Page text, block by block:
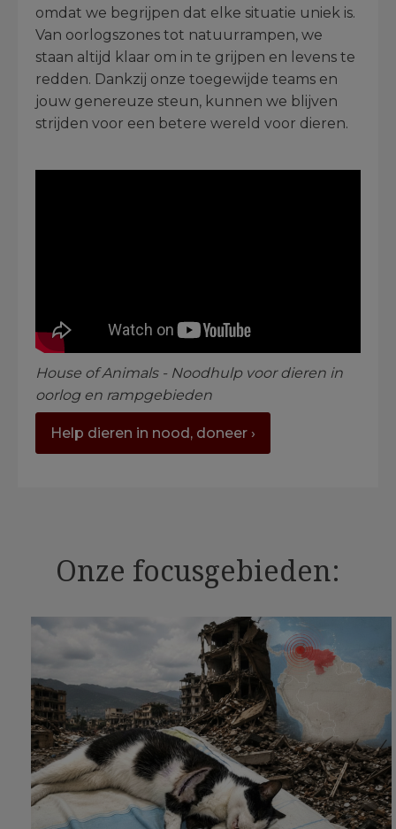
omdat we begrijpen dat elke situatie uniek is.
Van oorlogszones tot natuurrampen, we
staan altijd klaar om in te grijpen en levens te
redden. Dankzij onze toegewijde teams en
jouw genereuze steun, kunnen we blijven
strijden voor een betere wereld voor dieren.
House of Animals - Noodhulp voor dieren in
oorlog en rampgebieden
Help dieren in nood, doneer ›
Onze focusgebieden: